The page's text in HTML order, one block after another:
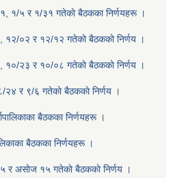
१/५ र १/३१ गतेकाे बैठकका निर्णयहरू ।
१२/०२ र १२/१२ गतेकाे बैठककाे निर्णय ।
१०/२३ र १०/०८ गतेकाे बैठककाे निर्णय ।
२४ र ९/६ गतेकाे बैठककाे निर्णय ।
बैठकका निर्णयहरू ।
बैठकका निर्णयहरू ।
र असाेज १५ गतेकाे बैठककाे निर्णय ।